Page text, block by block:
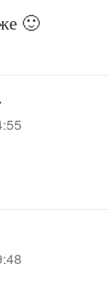
🙂